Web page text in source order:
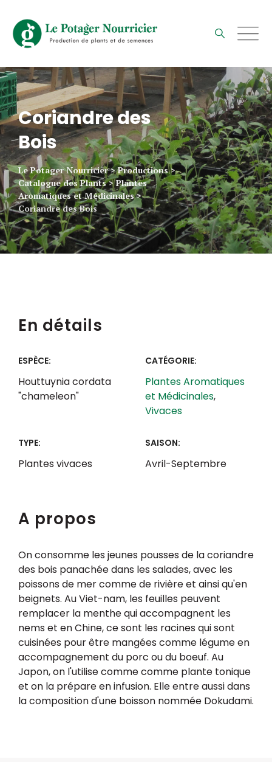
content
Coriandre des
Bois
Le Potager Nourricier>Productions>
Catalogue des Plants>Plantes
Aromatiques et Médicinales>
Coriandre des Bois
En détails
ESPÈCE:
Houttuynia cordata
"chameleon"
CATÉGORIE:
Plantes Aromatiques
et Médicinales,
Vivaces
TYPE:
Plantes vivaces
SAISON:
Avril-Septembre
A propos
On consomme les jeunes pousses de la coriandre
des bois panachée dans les salades, avec les
poissons de mer comme de rivière et ainsi qu'en
beignets. Au Viet-nam, les feuilles peuvent
remplacer la menthe qui accompagnent les
nems et en Chine, ce sont les racines qui sont
cuisinées pour être mangées comme légume en
accompagnement du porc ou du boeuf. Au
Japon, on l'utilise comme comme plante tonique
et on la prépare en infusion. Elle entre aussi dans
la composition d'une boisson nommée Dokudami.